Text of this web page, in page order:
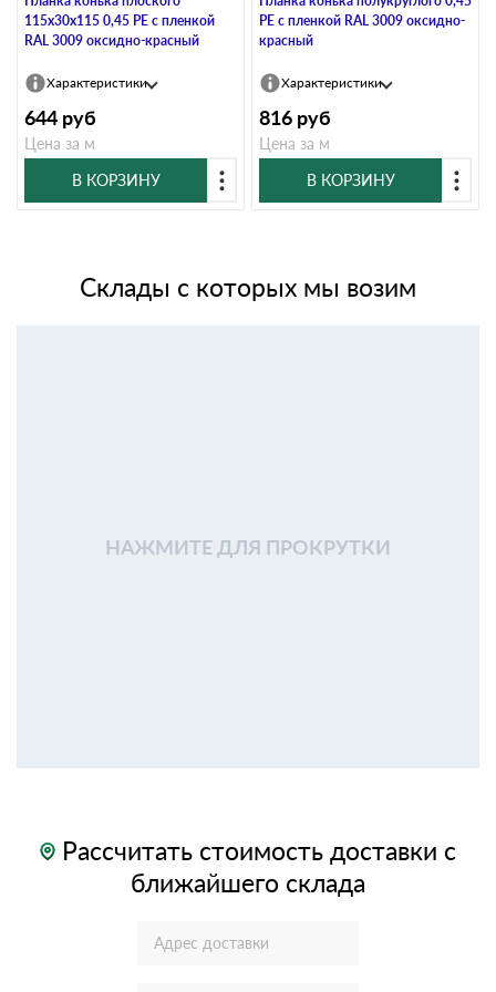
115х30х115 0,45 PE с пленкой
RAL 3009 оксидно-красный
Характеристики
644 руб
Цена за м
В КОРЗИНУ
PE с пленкой RAL 3009 оксидно-
красный
Характеристики
816 руб
Цена за м
В КОРЗИНУ
Склады с которых мы возим
НАЖМИТЕ ДЛЯ ПРОКРУТКИ
Рассчитать стоимость доставки с
ближайшего склада